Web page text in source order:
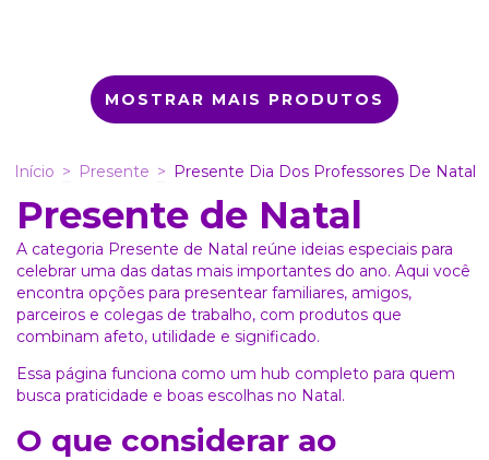
MOSTRAR MAIS PRODUTOS
Início > Presente > Presente Dia Dos Professores De Natal
Presente de Natal
A categoria Presente de Natal reúne ideias especiais para
celebrar uma das datas mais importantes do ano. Aqui você
encontra opções para presentear familiares, amigos,
parceiros e colegas de trabalho, com produtos que
combinam afeto, utilidade e significado.
Essa página funciona como um hub completo para quem
busca praticidade e boas escolhas no Natal.
O que considerar ao